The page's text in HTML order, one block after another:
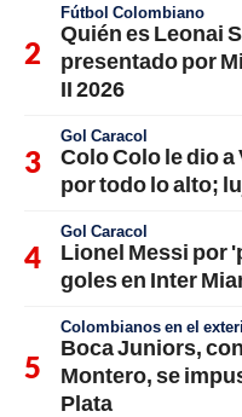
Fútbol Colombiano
Quién es Leonai
presentado por
II 2026
Gol Caracol
Colo Colo le dio
por todo lo alto;
Gol Caracol
Lionel Messi por
goles en Inter
Colombianos en el
Boca Juniors,
Montero, se
Plata